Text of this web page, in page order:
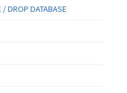
/ DROP DATABASE